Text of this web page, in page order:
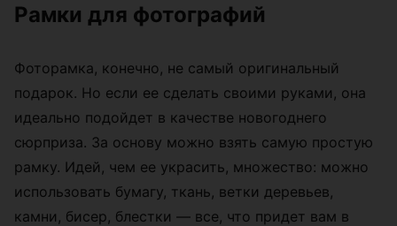
Рамки для фотографий
Фоторамка, конечно, не самый оригинальный
подарок. Но если ее сделать своими руками, она
идеально подойдет в качестве новогоднего
сюрприза. За основу можно взять самую простую
рамку. Идей, чем ее украсить, множество: можно
использовать бумагу, ткань, ветки деревьев,
камни, бисер, блестки — все, что придет вам в